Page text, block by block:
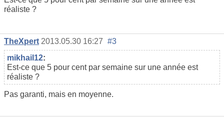
réaliste ?
TheXpert 2013.05.30 16:27 #3
mikhail12:
Est-ce que 5 pour cent par semaine sur une année est
réaliste ?
Pas garanti, mais en moyenne.